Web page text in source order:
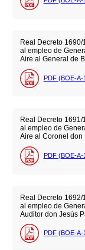
Real Decreto
al empleo de
Aire al General de
PDF (BOE-A-
Real Decreto
al empleo de
Aire al Coronel don
PDF (BOE-A-
Real Decreto
al empleo de
Auditor don Jesús
PDF (BOE-A-